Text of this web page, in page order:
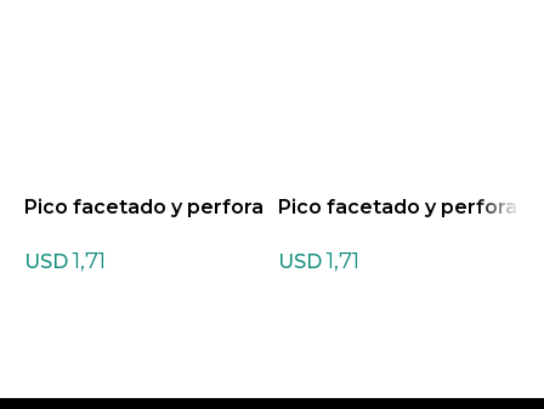
Pico facetado y perfora
USD 1,71
Pico facetado y perfora
USD 1,71